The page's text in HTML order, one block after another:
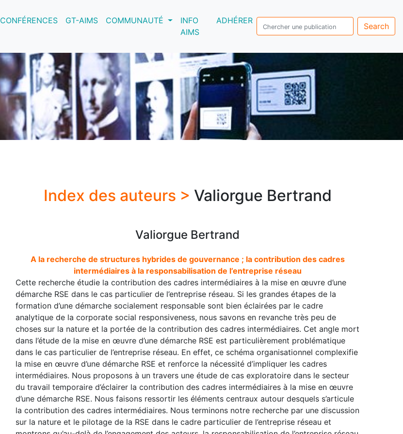
CONFÉRENCES GT-AIMS COMMUNAUTÉ
INFO
AIMS
ADHÉRER
Search
Index des auteurs > Valiorgue Bertrand
Valiorgue Bertrand
A la recherche de structures hybrides de gouvernance ; la contribution des cadres
intermédiaires à la responsabilisation de l’entreprise réseau
Cette recherche étudie la contribution des cadres intermédiaires à la mise en œuvre d’une
démarche RSE dans le cas particulier de l’entreprise réseau. Si les grandes étapes de la
formation d’une démarche socialement responsable sont bien éclairées par le cadre
analytique de la corporate social responsiveness, nous savons en revanche très peu de
choses sur la nature et la portée de la contribution des cadres intermédiaires. Cet angle mort
dans l’étude de la mise en œuvre d’une démarche RSE est particulièrement problématique
dans le cas particulier de l’entreprise réseau. En effet, ce schéma organisationnel complexifie
la mise en œuvre d’une démarche RSE et renforce la nécessité d’impliquer les cadres
intermédiaires. Nous proposons à un travers une étude de cas exploratoire dans le secteur
du travail temporaire d’éclairer la contribution des cadres intermédiaires à la mise en œuvre
d’une démarche RSE. Nous faisons ressortir les éléments centraux autour desquels s’articule
la contribution des cadres intermédiaires. Nous terminons notre recherche par une discussion
sur la nature et le pilotage de la RSE dans le cadre particulier de l’entreprise réseau et